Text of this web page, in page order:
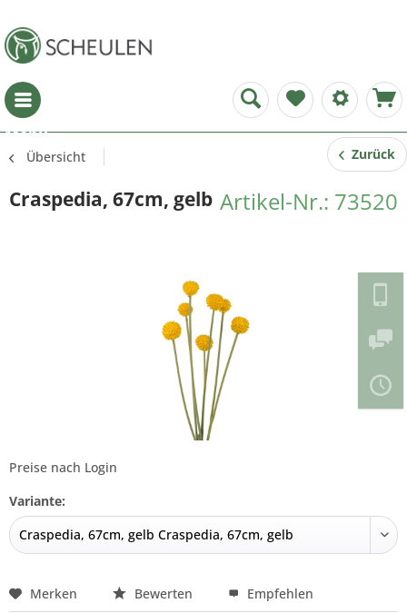
Menü
Übersicht Zurück
Artikel-Nr.: 73520
Craspedia, 67cm, gelb
Preise nach Login
Variante:
Merken Bewerten Empfehlen